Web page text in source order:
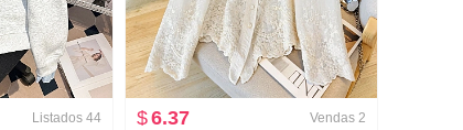
Listados 44
$6.37 Vendas 2